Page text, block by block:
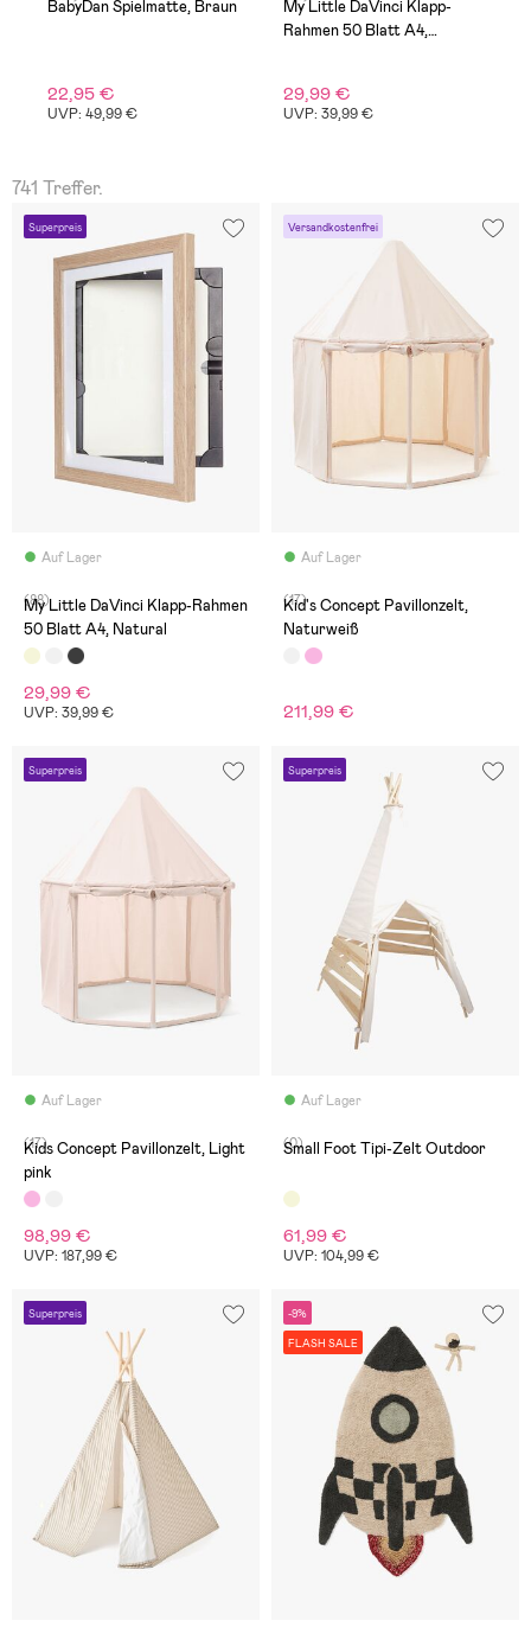
BabyDan Spielmatte, Braun
22,95 €
UVP: 49,99 €
My Little DaVinci Klapp-
Rahmen 50 Blatt A4,
29,99 €
UVP: 39,99 €
741 Treffer.
Superpreis
Auf Lager
(88)
My Little DaVinci Klapp-Rahmen
50 Blatt A4, Natural
29,99 €
UVP: 39,99 €
Versandkostenfrei
Auf Lager
(17)
Kid's Concept Pavillonzelt,
Naturweiß
211,99 €
Superpreis
Auf Lager
(17)
Kids Concept Pavillonzelt, Light
pink
98,99 €
UVP: 187,99 €
Superpreis
Auf Lager
(0)
Small Foot Tipi-Zelt Outdoor
61,99 €
UVP: 104,99 €
Superpreis -9%
FLASH SALE